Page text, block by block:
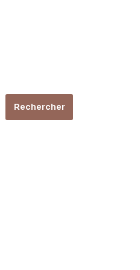
Rechercher